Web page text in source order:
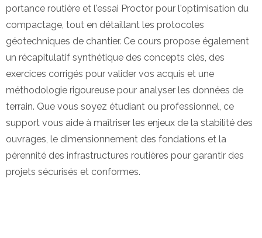
portance routière et l'essai Proctor pour l'optimisation du
compactage, tout en détaillant les protocoles
géotechniques de chantier. Ce cours propose également
un récapitulatif synthétique des concepts clés, des
exercices corrigés pour valider vos acquis et une
méthodologie rigoureuse pour analyser les données de
terrain. Que vous soyez étudiant ou professionnel, ce
support vous aide à maîtriser les enjeux de la stabilité des
ouvrages, le dimensionnement des fondations et la
pérennité des infrastructures routières pour garantir des
projets sécurisés et conformes.